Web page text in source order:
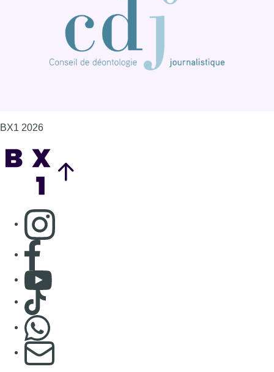
BX1 2026
Consulter page Instagram
Consulter page Facebook
Consulter Youtube
Consulter TikTok
S'abonner à notre newsletter